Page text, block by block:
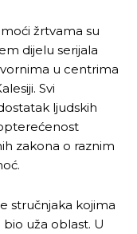
žrtvama su
dijelu serijala
u centrima
Svi
ljudskih
zakona o raznim
stručnjaka kojima
uža oblast. U